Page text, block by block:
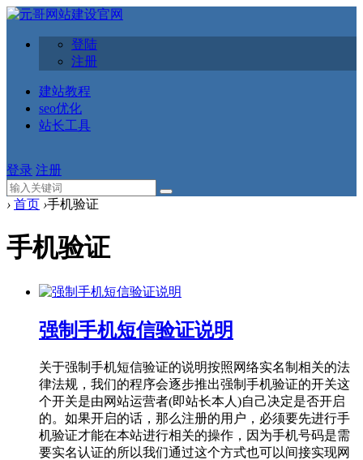
登陆
注册
建站教程
seo优化
站长工具
登录 注册
› 首页 ›手机验证
手机验证
强制手机短信验证说明
关于强制手机短信验证的说明按照网络实名制相关的法
律法规，我们的程序会逐步推出强制手机验证的开关这
个开关是由网站运营者(即站长本人)自己决定是否开启
的。如果开启的话，那么注册的用户，必须要先进行手
机验证才能在本站进行相关的操作，因为手机号码是需
要实名认证的所以我们通过这个方式也可以间接实现网